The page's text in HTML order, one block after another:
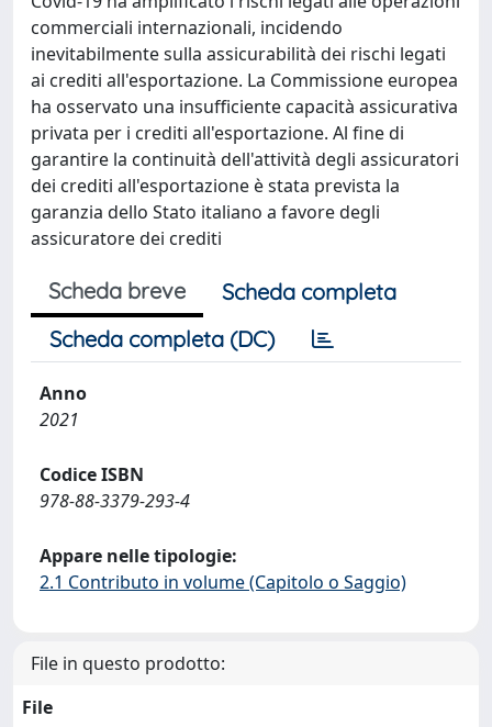
commerciali internazionali, incidendo
inevitabilmente sulla assicurabilità dei rischi legati
ai crediti all'esportazione. La Commissione europea
ha osservato una insufficiente capacità assicurativa
privata per i crediti all'esportazione. Al fine di
garantire la continuità dell'attività degli assicuratori
dei crediti all'esportazione è stata prevista la
garanzia dello Stato italiano a favore degli
assicuratore dei crediti
Scheda breve
Scheda completa
Scheda completa (DC)
Anno
2021
Codice ISBN
978-88-3379-293-4
Appare nelle tipologie:
2.1 Contributo in volume (Capitolo o Saggio)
File in questo prodotto:
File